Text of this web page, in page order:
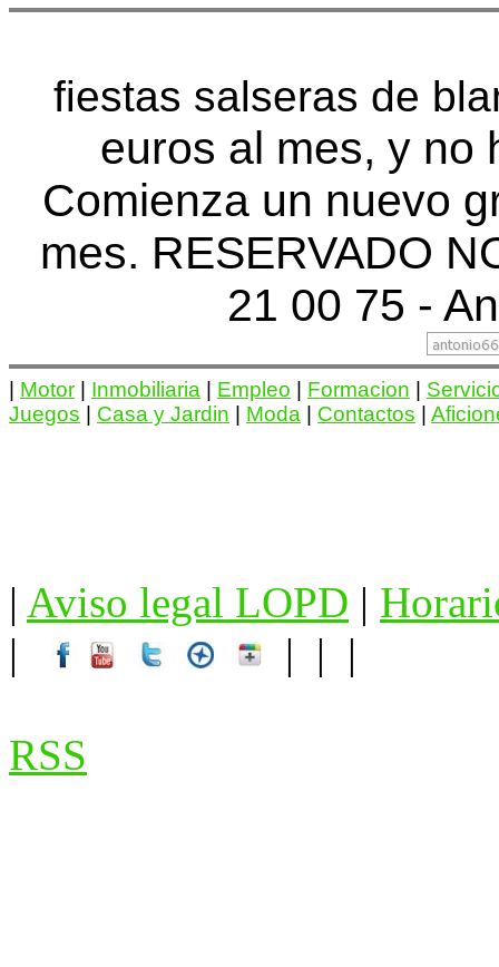
fiestas salseras de
euros al mes, y no
Comienza un nuevo
mes. RESERVADO
21 00 75 -
Motor Inmobiliaria Empleo Formacion
Juegos
Casa y Jardin Moda Contactos
| Aviso legal LOPD |
|
| | |
RSS